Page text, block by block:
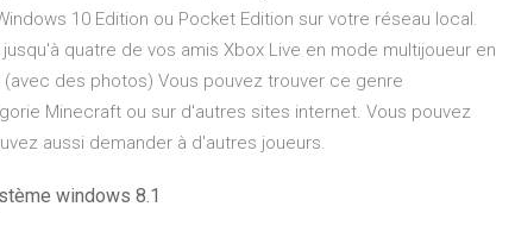
10 Edition ou Pocket Edition sur votre réseau local.
quatre de vos amis Xbox Live en mode multijoueur en
(avec des photos) Vous pouvez trouver ce genre
Minecraft ou sur d'autres sites internet. Vous pouvez
aussi demander à d'autres joueurs.
windows 8.1